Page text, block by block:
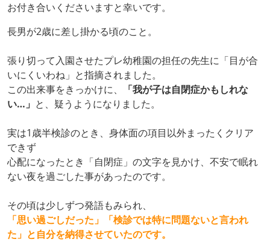
お付き合いくださいますと幸いです。
長男が2歳に差し掛かる頃のこと。
張り切って入園させたプレ幼稚園の担任の先生に「目が合
いにくいわね」と指摘されました。
この出来事をきっかけに、
「我が子は自閉症かもしれな
い…」 と、疑うようになりました。
実は1歳半検診のとき、身体面の項目以外まったくクリア
できず
心配になったとき「自閉症」の文字を見かけ、不安で眠れ
ない夜を過ごした事があったのです。
その頃は少しずつ発語もみられ、
「思い過ごしだった」「検診では特に問題ないと言われ
た」と自分を納得させていたのです。